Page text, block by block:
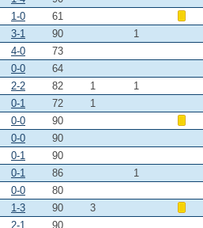
1-0 61
3-1 90
1
4-0
73
0-0
64
2-2 82 1
1
0-1 72
1
0-0 90
0-0
90
0-1
90
0-1 86
1
0-0
80
1-3 90 3
2-1 90